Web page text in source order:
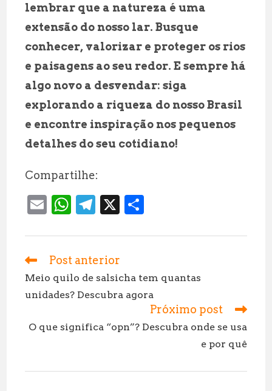
lembrar que a natureza é uma
extensão do nosso lar. Busque
conhecer, valorizar e proteger os rios
e paisagens ao seu redor. E sempre há
algo novo a desvendar: siga
explorando a riqueza do nosso Brasil
e encontre inspiração nos pequenos
detalhes do seu cotidiano!
Compartilhe:
E
ai
l
W
at
s
A
p
p
T
e
g
r
a
m
X
a
e
Leia
artigos
Post anterior
Meio quilo de salsicha tem quantas
unidades? Descubra agora
Próximo post
O que significa “opn”? Descubra onde se usa
e por quê